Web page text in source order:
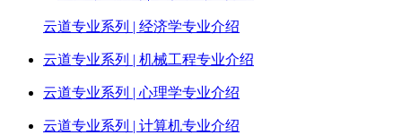
云道专业系列 | 经济学专业介绍
云道专业系列 | 机械工程专业介绍
云道专业系列 | 心理学专业介绍
云道专业系列 | 计算机专业介绍